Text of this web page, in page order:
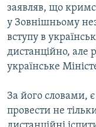
заявляв, що
у Зовнішньому
вступу в
дистанційно, але
українське
За його словами,
провести не